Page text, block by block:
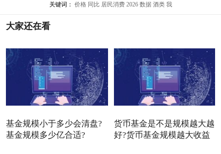
关键词： 价格 同比 居民消费 2026 数据 酒类 我
大家还在看
基金规模小于多少会清盘?
基金规模多少亿合适?
货币基金是不是规模越大越
好?货币基金规模越大收益